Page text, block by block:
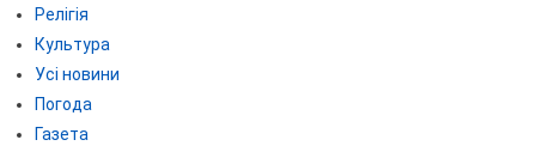
Релігія
Культура
Усі новини
Погода
Газета